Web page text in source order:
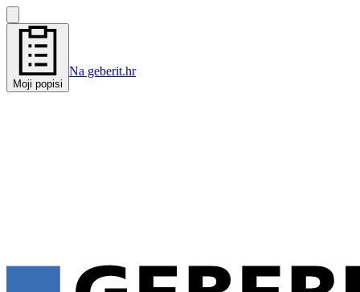
Moji popisi
Na geberit.hr